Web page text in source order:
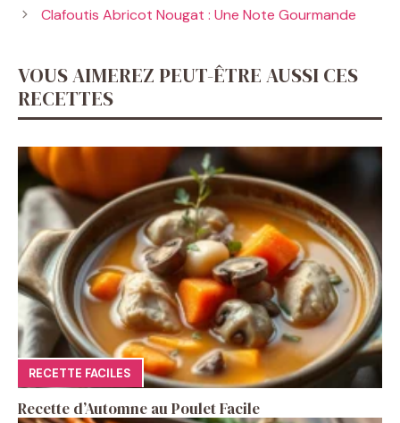
Clafoutis Abricot Nougat : Une Note Gourmande
VOUS AIMEREZ PEUT-ÊTRE AUSSI CES
RECETTES
RECETTE FACILES
Recette d’Automne au Poulet Facile